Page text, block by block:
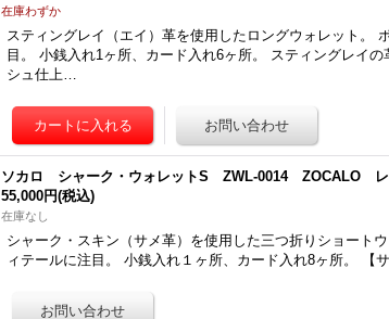
在庫わずか
スティングレイ（エイ）革を使用したロングウォレット。
目。 小銭入れ1ヶ所、カード入れ6ヶ所。 スティングレイ
シュ仕上…
ソカロ シャーク・ウォレットS ZWL-0014 ZOCALO
55,000円(税込)
在庫なし
シャーク・スキン（サメ革）を使用した三つ折りショート
ィテールに注目。 小銭入れ１ヶ所、カード入れ8ヶ所。 【